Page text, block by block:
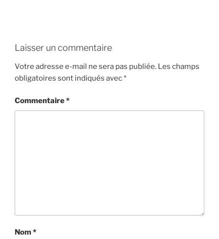
Laisser un commentaire
Votre adresse e-mail ne sera pas publiée. Les champs
obligatoires sont indiqués avec*
Commentaire*
Nom*